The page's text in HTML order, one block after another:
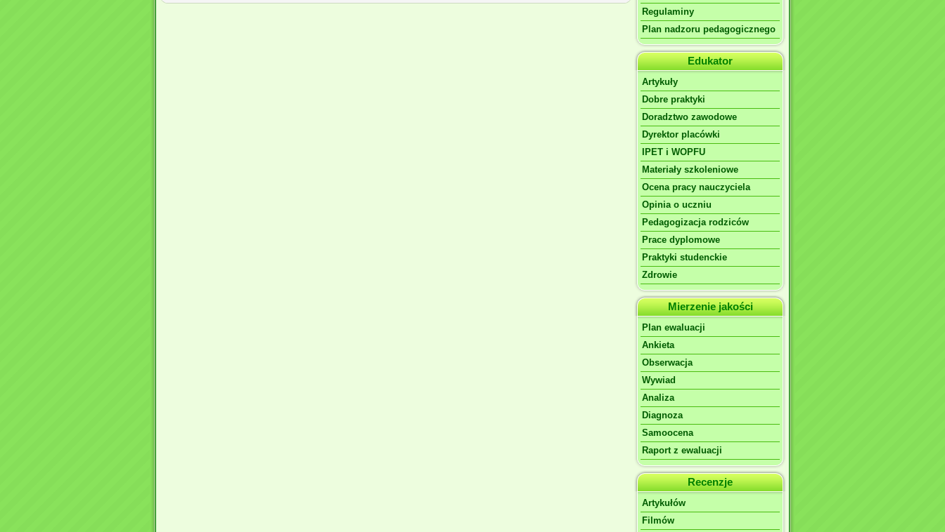
Regulaminy
Plan nadzoru pedagogicznego
Edukator
Artykuły
Dobre praktyki
Doradztwo zawodowe
Dyrektor placówki
IPET i WOPFU
Materiały szkoleniowe
Ocena pracy nauczyciela
Opinia o uczniu
Pedagogizacja rodziców
Prace dyplomowe
Praktyki studenckie
Zdrowie
Mierzenie jakości
Plan ewaluacji
Ankieta
Obserwacja
Wywiad
Analiza
Diagnoza
Samoocena
Raport z ewaluacji
Recenzje
Artykułów
Filmów